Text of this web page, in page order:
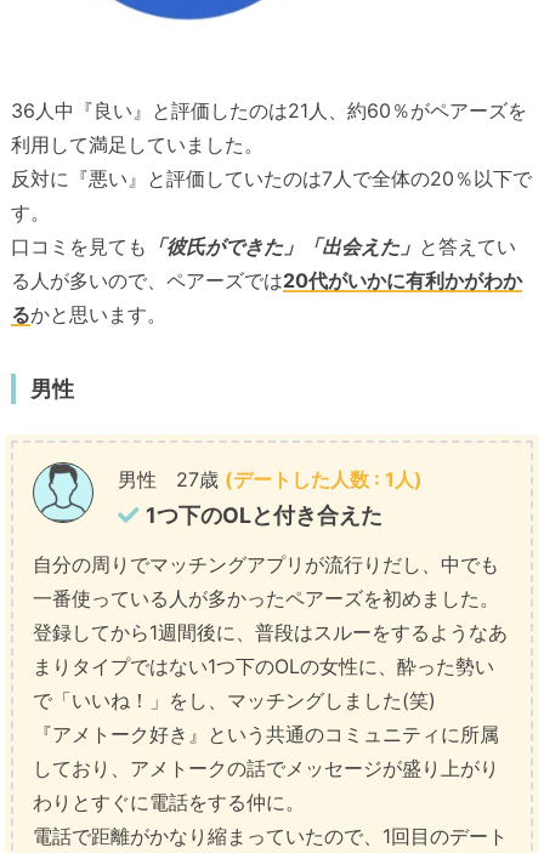
36人中『良い』と評価したのは21人、約60％がペアーズを
利用して満足していました。
反対に『悪い』と評価していたのは7人で全体の20％以下で
す。
口コミを見ても 「彼氏ができた」「出会えた」 と答えてい
る人が多いので、ペアーズでは20代がいかに有利かがわか
るかと思います。
男性
男性 27歳 (デートした人数 : 1人)
1つ下のOLと付き合えた
自分の周りでマッチングアプリが流行りだし、中でも
一番使っている人が多かったペアーズを初めました。
登録してから1週間後に、普段はスルーをするようなあ
まりタイプではない1つ下のOLの女性に、酔った勢い
で「いいね！」をし、マッチングしました(笑)
『アメトーク好き』という共通のコミュニティに所属
しており、アメトークの話でメッセージが盛り上がり
わりとすぐに電話をする仲に。
電話で距離がかなり縮まっていたので、1回目のデート